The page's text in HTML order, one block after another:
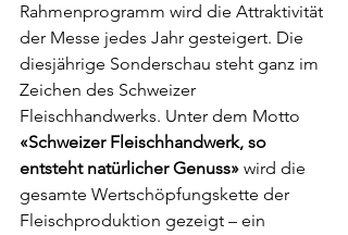
Rahmenprogramm wird die Attraktivität
der Messe jedes Jahr gesteigert. Die
diesjährige Sonderschau steht ganz im
Zeichen des Schweizer
Fleischhandwerks. Unter dem Motto
«Schweizer Fleischhandwerk, so
entsteht natürlicher Genuss» wird die
gesamte Wertschöpfungskette der
Fleischproduktion gezeigt – ein